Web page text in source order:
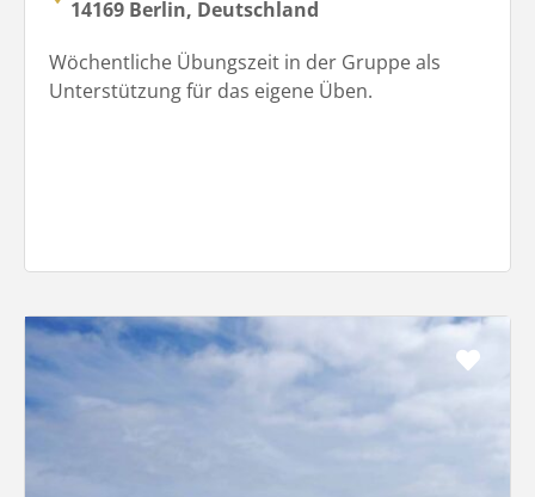
14169 Berlin, Deutschland
Wöchentliche Übungszeit in der Gruppe als
Unterstützung für das eigene Üben.